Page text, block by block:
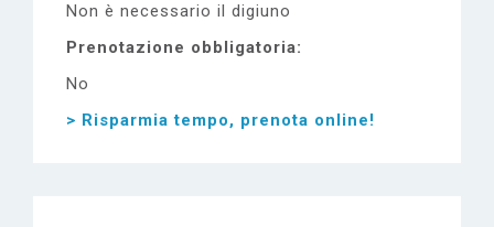
Non è necessario il digiuno
Prenotazione obbligatoria
No
> Risparmia tempo, prenota online!